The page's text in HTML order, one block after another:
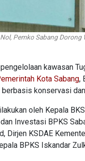
Pemko Sabang
kawasan
Kota Sabang,
konservasi
oleh Kepala
Investasi BPKS
Dirjen KSDAE
BPKS Iskandar